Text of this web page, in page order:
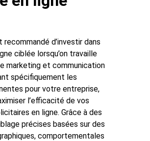
d’investir dans
ciblée lorsqu’on travaille
marketing et communication
spécifiquement les
pour votre entreprise,
l’efficacité de vos
en ligne. Grâce à des
précises basées sur des
comportementales